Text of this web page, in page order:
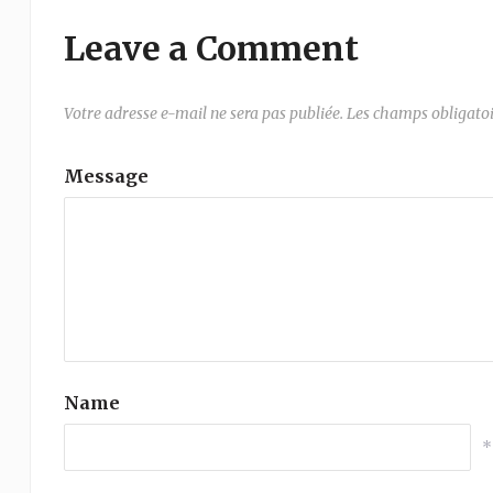
Leave a Comment
Votre adresse e-mail ne sera pas publiée. Les champs
Message
Name
*